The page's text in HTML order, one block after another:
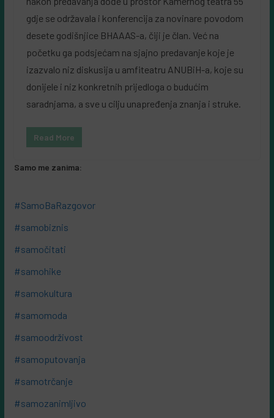
gdje se održavala i konferencija za novinare povodom
desete godišnjice BHAAAS-a, čiji je član. Već na
početku ga podsjećam na sjajno predavanje koje je
izazvalo niz diskusija u amfiteatru ANUBiH-a, koje su
donijele i niz konkretnih prijedloga o budućim
saradnjama, a sve u cilju unapređenja znanja i struke.
Read More
Samo me zanima:
#SamoBaRazgovor
#samobiznis
#samočitati
#samohike
#samokultura
#samomoda
#samoodrživost
#samoputovanja
#samotrčanje
#samozanimljivo